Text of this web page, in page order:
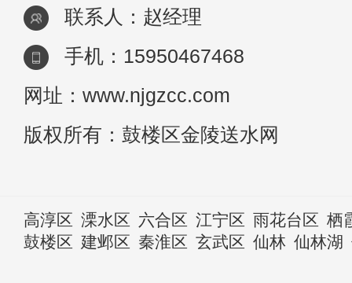
联系人：赵经理
手机：15950467468
网址：www.njgzcc.com
版权所有：鼓楼区金陵送水网
高淳区 溧水区 六合区 江宁区 雨花台区 栖
鼓楼区 建邺区 秦淮区 玄武区 仙林 仙林湖